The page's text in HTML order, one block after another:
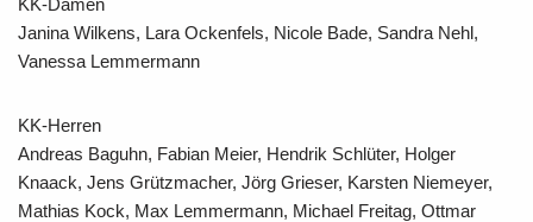
KK-Damen
Janina Wilkens, Lara Ockenfels, Nicole Bade, Sandra Nehl,
Vanessa Lemmermann
KK-Herren
Andreas Baguhn, Fabian Meier, Hendrik Schlüter, Holger
Knaack, Jens Grützmacher, Jörg Grieser, Karsten Niemeyer,
Mathias Kock, Max Lemmermann, Michael Freitag, Ottmar